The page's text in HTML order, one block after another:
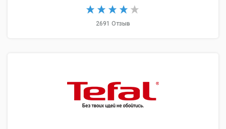
2691 Отзыв